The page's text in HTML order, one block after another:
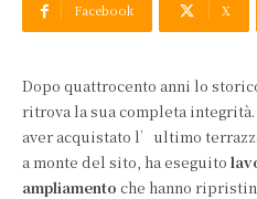
Facebook X
Dopo quattrocento anni lo
ritrova la sua completa
aver acquistato l’ultimo
a monte del sito, ha eseguito
ampliamento che hanno